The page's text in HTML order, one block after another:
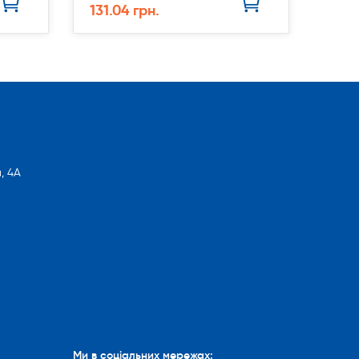
131.04 грн.
4А
Ми в соціальних мережах: